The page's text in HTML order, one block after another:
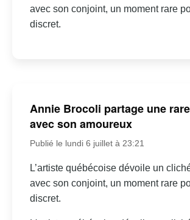
avec son conjoint, un moment rare
discret.
Annie Brocoli partage une
avec son amoureux
Publié le lundi 6 juillet à 23:21
L’artiste québécoise dévoile un
avec son conjoint, un moment rare
discret.